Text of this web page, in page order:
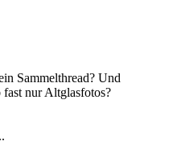
Sammelthread? Und
nur Altglasfotos?